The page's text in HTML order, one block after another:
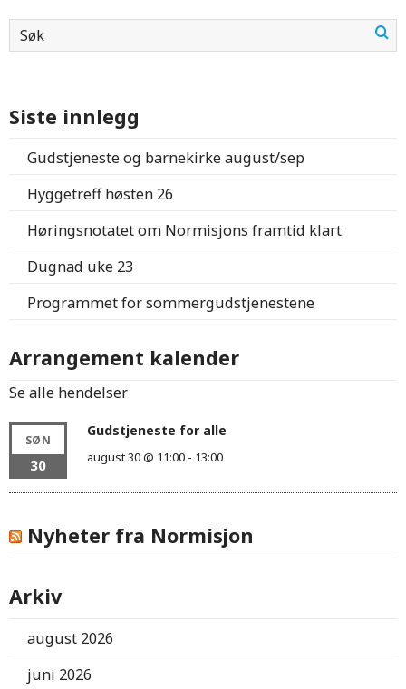
Siste innlegg
Gudstjeneste og barnekirke august/sep
Hyggetreff høsten 26
Høringsnotatet om Normisjons framtid klart
Dugnad uke 23
Programmet for sommergudstjenestene
Arrangement kalender
Se alle hendelser
SØN
30
Gudstjeneste for alle
august 30 @ 11:00- 13:00
Nyheter fra Normisjon
Arkiv
august 2026
juni 2026